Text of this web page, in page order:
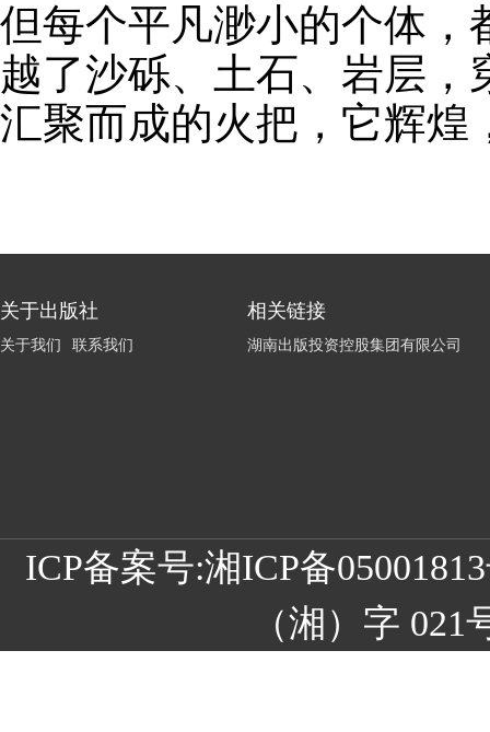
但每个平凡渺小的个体，
越了沙砾、土石、岩层
汇聚而成的火把，它辉煌
关于出版社
关于我们 联系我们
相关链接
湖南出版投资控股集团有限公司
ICP备案号:湘ICP备
（湘）字 021